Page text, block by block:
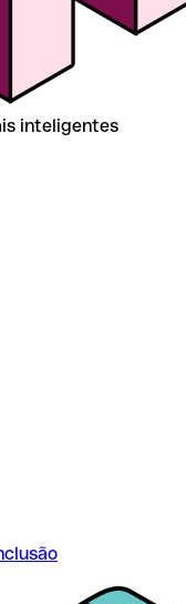
inteligentes